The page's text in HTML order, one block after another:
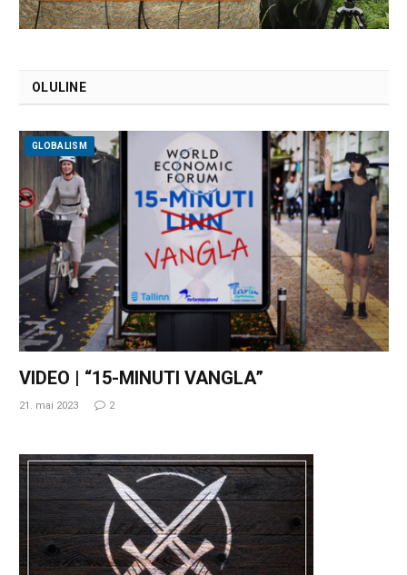
OLULINE
GLOBALISM
VIDEO | “15-MINUTI VANGLA”
21. mai 2023 2